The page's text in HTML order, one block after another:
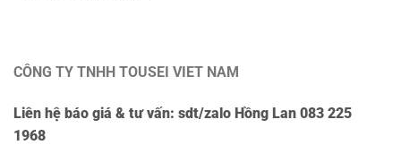
CÔNG TY TNHH TOUSEI VIET NAM
Liên hệ báo giá & tư vấn: sdt/zalo Hồng Lan 083 225
1968